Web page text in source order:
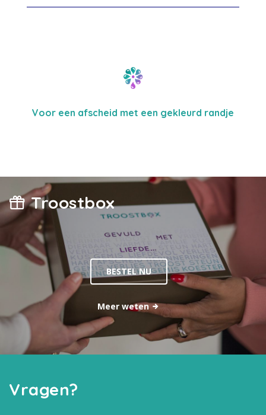
Voor een afscheid met een gekleurd randje
Troostbox
BESTEL NU
Meer weten
Vragen?